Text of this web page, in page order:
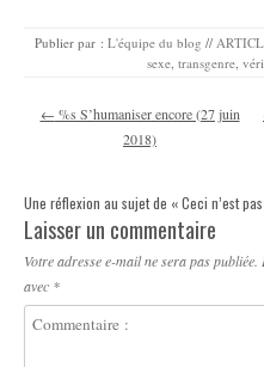
Publier par : L'équipe du blog //
sexe, transgenre,
Navigation des articles
← %s S’humaniser encore (27 juin
2018)
Une réflexion au sujet de «Ceci n’est
Laisser un commentaire
Votre adresse e-mail ne sera pas publiée.
avec *